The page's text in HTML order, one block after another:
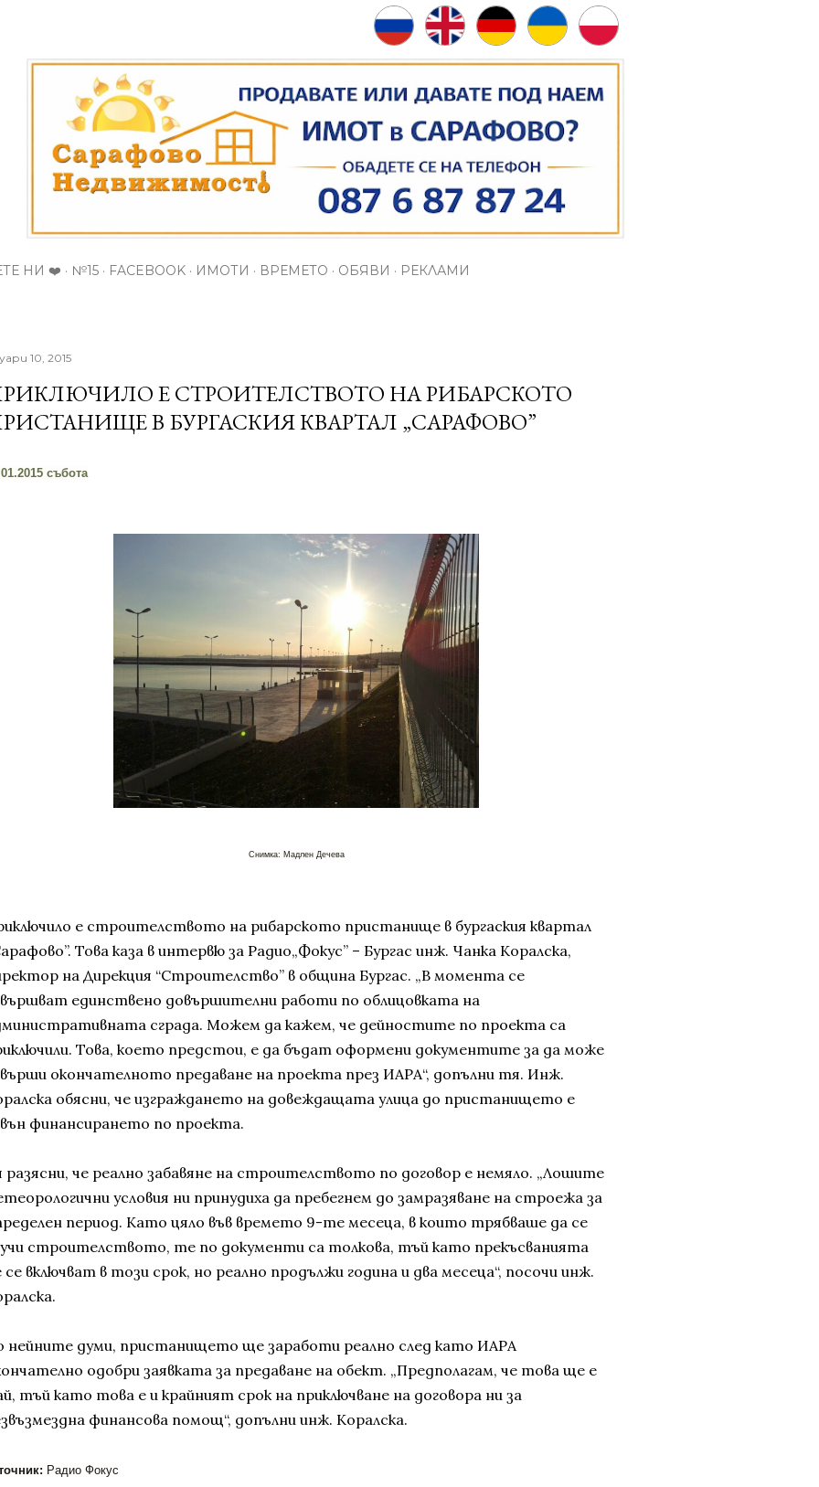
НИ ❤️ №15 FACEBOOK ИМОТИ ВРЕМЕТО ОБЯВИ РЕКЛАМИ
10, 2015
Е СТРОИТЕЛСТВОТО НА РИБАРСКОТО
В БУРГАСКИЯ КВАРТАЛ „САРАФОВО”
събота
Снимка: Мадлен Дечева
е строителството на рибарското пристанище в бургаския квартал
Това каза в интервю за Радио„Фокус” – Бургас инж. Чанка Коралска,
на Дирекция “Строителство” в община Бургас. „В момента се
единствено довършителни работи по облицовката на
сграда. Можем да кажем, че дейностите по проекта са
Това, което предстои, е да бъдат оформени документите за да може
окончателното предаване на проекта през ИАРА“, допълни тя. Инж.
обясни, че изграждането на довеждащата улица до пристанището е
финансирането по проекта.
разясни, че реално забавяне на строителството по договор е немяло. „Лошите
условия ни принудиха да пребегнем до замразяване на строежа за
период. Като цяло във времето 9-те месеца, в които трябваше да се
строителството, те по документи са толкова, тъй като прекъсванията
се включват в този срок, но реално продължи година и два месеца“, посочи инж.
нейните думи, пристанището ще заработи реално след като ИАРА
одобри заявката за предаване на обект. „Предполагам, че това ще е
тъй като това е и крайният срок на приключване на договора ни за
финансова помощ“, допълни инж. Коралска.
Радио Фокус